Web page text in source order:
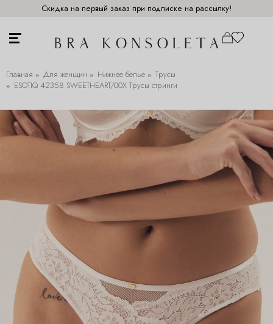
Скидка на первый заказ при подписке на рассылку!
Главная Для женщин Нижнее белье
Трусы
ESOTIQ 42358 SWEETHEART/00X Трусы стринги